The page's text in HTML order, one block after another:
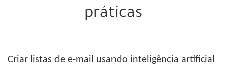
práticas
Criar listas de e-mail usando inteligência artificial